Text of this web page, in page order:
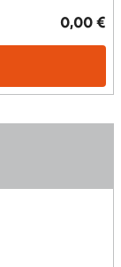
0,00 €